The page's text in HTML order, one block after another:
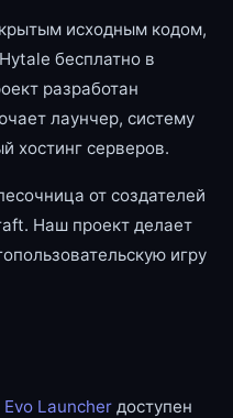
исходным кодом,
бесплатно в
разработан
лаунчер, систему
хостинг серверов.
от создателей
Наш проект делает
игру
Evo Launcher доступен